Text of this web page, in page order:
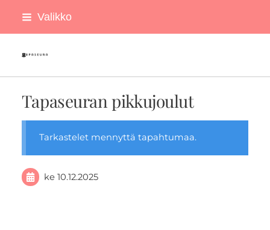
Siirry
Valikko
Tapaseura ry
Tapaseuran pikkujoulut
Tarkastelet mennyttä tapahtumaa.
ke 10.12.2025